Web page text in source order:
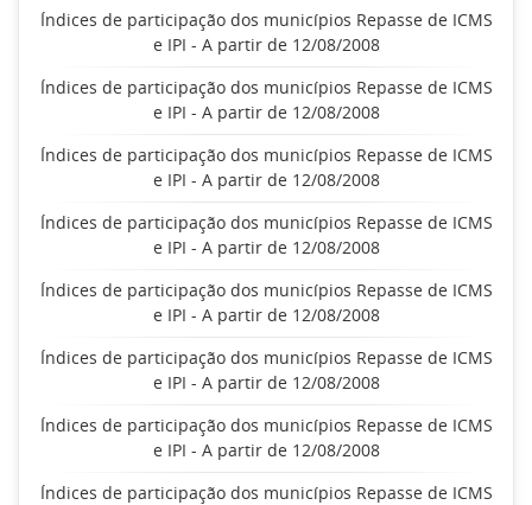
Índices de participação dos municípios Repasse de ICMS
e IPI - A partir de 12/08/2008
Índices de participação dos municípios Repasse de ICMS
e IPI - A partir de 12/08/2008
Índices de participação dos municípios Repasse de ICMS
e IPI - A partir de 12/08/2008
Índices de participação dos municípios Repasse de ICMS
e IPI - A partir de 12/08/2008
Índices de participação dos municípios Repasse de ICMS
e IPI - A partir de 12/08/2008
Índices de participação dos municípios Repasse de ICMS
e IPI - A partir de 12/08/2008
Índices de participação dos municípios Repasse de ICMS
e IPI - A partir de 12/08/2008
Índices de participação dos municípios Repasse de ICMS